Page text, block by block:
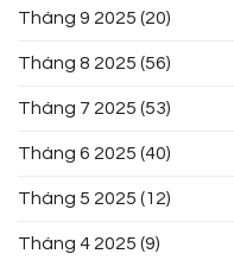
Tháng 9 2025 (20)
Tháng 8 2025 (56)
Tháng 7 2025 (53)
Tháng 6 2025 (40)
Tháng 5 2025 (12)
Tháng 4 2025 (9)